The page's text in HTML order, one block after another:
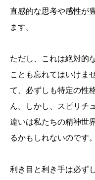
直感的な思考や感性が
ます。
ただし、これは絶対的
ことも忘れてはいけま
て、必ずしも特定の性
ん。しかし、スピリチ
違いは私たちの精神世
るかもしれないのです。
利き目と利き手は必ず